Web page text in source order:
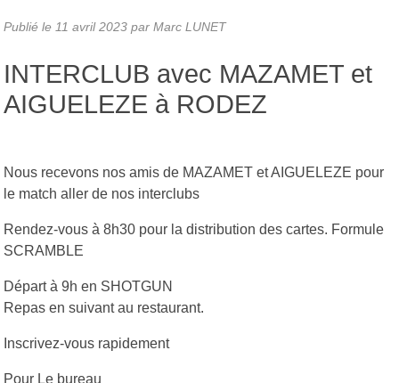
Publié le 11 avril 2023 par Marc LUNET
INTERCLUB avec MAZAMET et
AIGUELEZE à RODEZ
Nous recevons nos amis de MAZAMET et AIGUELEZE pour
le match aller de nos interclubs
Rendez-vous à 8h30 pour la distribution des cartes. Formule
SCRAMBLE
Départ à 9h en SHOTGUN
Repas en suivant au restaurant.
Inscrivez-vous rapidement
Pour Le bureau